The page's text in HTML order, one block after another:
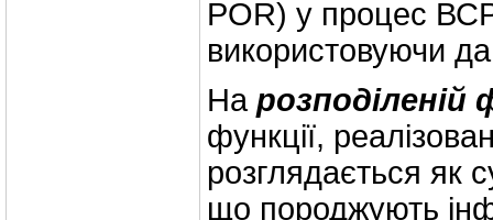
POR) у процес
використовуючи
На розподіленій
функції,
розглядається як
що породжують